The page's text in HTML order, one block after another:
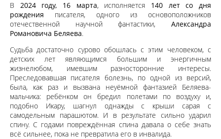
В 2024 году, 16 марта, исполняется 140 лет со дня
рождения писателя, одного из основоположников
отечественной научной фантастики, Александра
Романовича Беляева.
Судьба достаточно сурово обошлась с этим человеком, с
детских лет являющимся большим и энергичным
жизнелюбом, имевшим разносторонние интересы.
Преследовавшая писателя болезнь, по одной из версий,
была, как раз и вызвана неуёмной фантазией Беляева-
мальчика: ребёнком он бредил полетами по воздуху и,
подобно Икару, шагнул однажды с крыши сарая с
самодельным парашютом. И в результате сильно ударил
спину. С годами повреждённая спина давала о себе знать
всё сильнее, пока не превратила его в инвалида.